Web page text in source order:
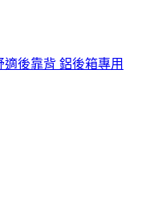
適後靠背 鋁後箱專用